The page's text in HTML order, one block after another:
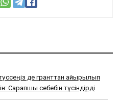
түссеңіз де гранттан айырылып
Сарапшы себебін түсіндірді